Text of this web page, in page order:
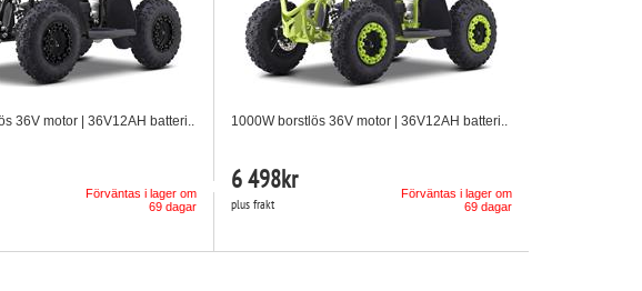
36V motor | 36V12AH batteri..
Förväntas i lager om
69 dagar
1000W borstlös 36V motor | 36V12AH batteri..
6 498kr
plus frakt
Förväntas i lager om
69 dagar